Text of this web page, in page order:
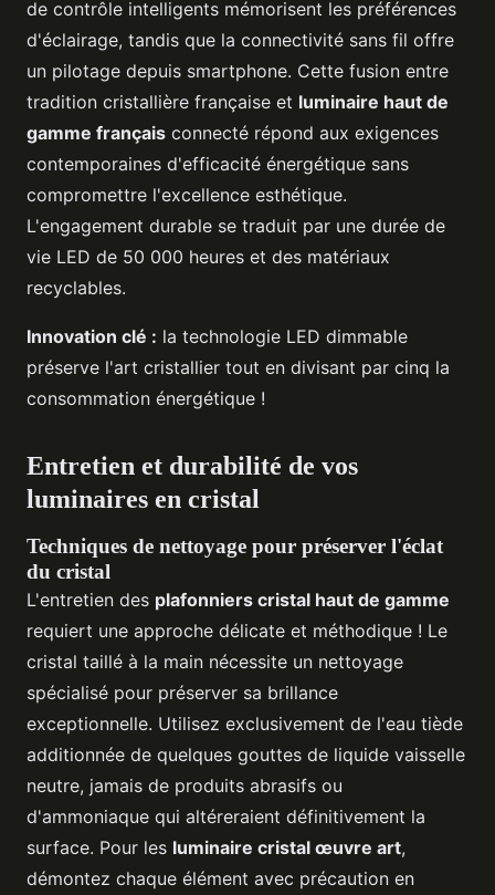
de contrôle intelligents mémorisent les préférences
d'éclairage, tandis que la connectivité sans fil offre
un pilotage depuis smartphone. Cette fusion entre
tradition cristallière française et luminaire haut de
gamme français connecté répond aux exigences
contemporaines d'efficacité énergétique sans
compromettre l'excellence esthétique.
L'engagement durable se traduit par une durée de
vie LED de 50 000 heures et des matériaux
recyclables.
Innovation clé : la technologie LED dimmable
préserve l'art cristallier tout en divisant par cinq la
consommation énergétique !
Entretien et durabilité de vos
luminaires en cristal
Techniques de nettoyage pour préserver l'éclat
du cristal
L'entretien des plafonniers cristal haut de gamme
requiert une approche délicate et méthodique ! Le
cristal taillé à la main nécessite un nettoyage
spécialisé pour préserver sa brillance
exceptionnelle. Utilisez exclusivement de l'eau tiède
additionnée de quelques gouttes de liquide vaisselle
neutre, jamais de produits abrasifs ou
d'ammoniaque qui altéreraient définitivement la
surface. Pour les luminaire cristal œuvre art,
démontez chaque élément avec précaution en